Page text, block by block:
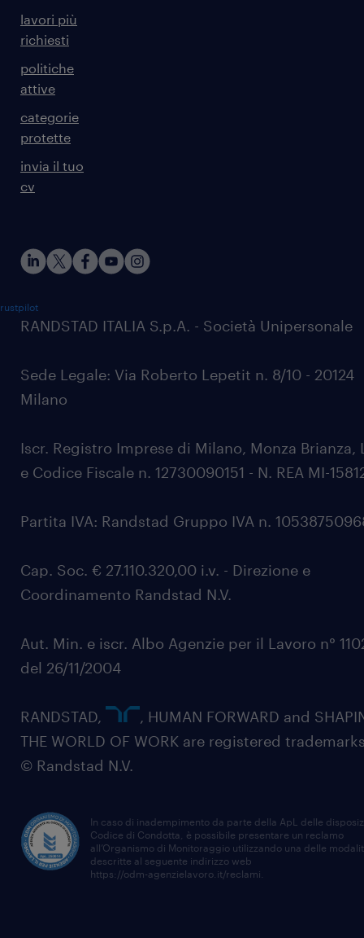
lavori più
richiesti
politiche
attive
categorie
protette
invia il tuo
cv
RANDSTAD ITALIA S.p.A. - Società Unipersonale
Sede Legale: Via Roberto Lepetit n. 8/10 - 20124
Milano
Iscr. Registro Imprese di Milano, Monza Brianza,
e Codice Fiscale n. 12730090151 - N. REA MI-
Partita IVA: Randstad Gruppo IVA n.
Cap. Soc. € 27.110.320,00 i.v. - Direzione e
Coordinamento Randstad N.V.
Aut. Min. e iscr. Albo Agenzie per il Lavoro n°
del 26/11/2004
RANDSTAD,
, HUMAN FORWARD and
THE WORLD OF WORK are registered
© Randstad N.V.
In caso di inadempimento da parte della ApL delle
Codice di Condotta, è possibile presentare un reclamo
all’Organismo di Monitoraggio utilizzando una delle
descritte al seguente indirizzo web
https://odm-agenzielavoro.it/reclami